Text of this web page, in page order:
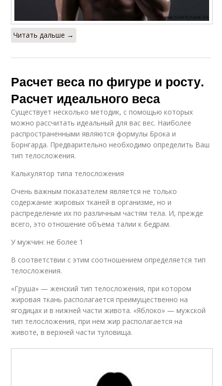
Читать дальше →
Расчет веса по фигуре и росту.
Расчет идеального веса
Существует несколько методик, с помощью которых
можно рассчитать идеальный для вас вес. Наиболее
распространенными являются формулы Брока и
Борнгарда. Предварительно необходимо определить Ваш
тип телосложения.
Калькулятор типа телосложения
Очень важным показателем является не только
содержание жировых тканей в организме, но и
распределение их по различным частям тела. И, прежде
всего, это отношение объема талии к бедрам.
У мужчин: не более 1
В соответствии с этим соотношением определяется тип
телосложения.
«Груша» — женский тип телосложения, при котором
жировая ткань располагается преимущественно на
ягoдицах и в нижней части живота. «Яблоко» — мужской
тип телосложения, при нем жир располагается на
животе, в верхней части туловища.